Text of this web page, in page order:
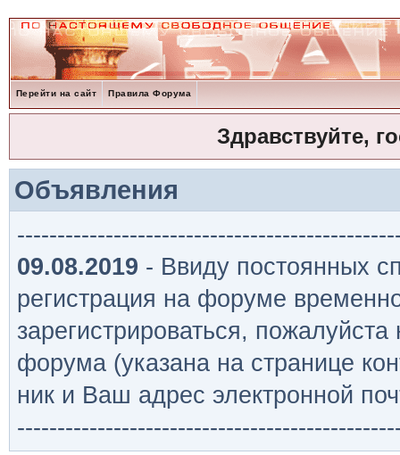
Перейти на сайт Правила Форума
Здравствуйте,
Объявления
09.08.2019 - Ввиду постоянных
регистрация на форуме
зарегистрироваться,
форума (указана на странице
ник и Ваш адрес электронной